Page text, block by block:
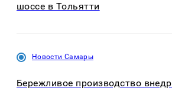
шоссе в Тольятти
Новости Самары
Бережливое производство